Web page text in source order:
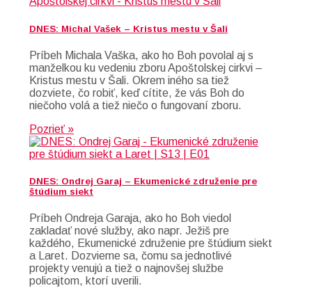
DNES: Michal Vašek – Kristus mestu v Šali
Príbeh Michala Vaška, ako ho Boh povolal aj s
manželkou ku vedeniu zboru Apoštolskej cirkvi –
Kristus mestu v Šali. Okrem iného sa tiež
dozviete, čo robiť, keď cítite, že vás Boh do
niečoho volá a tiež niečo o fungovaní zboru.
Pozrieť »
DNES: Ondrej Garaj – Ekumenické združenie pre
štúdium siekt
Príbeh Ondreja Garaja, ako ho Boh viedol
zakladať nové služby, ako napr. Ježiš pre
každého, Ekumenické združenie pre štúdium siekt
a Laret. Dozvieme sa, čomu sa jednotlivé
projekty venujú a tiež o najnovšej službe
policajtom, ktorí uverili.